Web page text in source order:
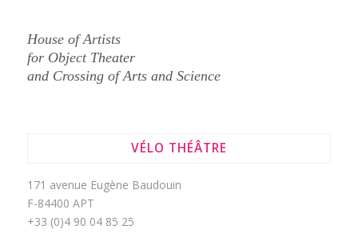
House of Artists
for Object Theater
and Crossing of Arts and Science
VÉLO THÉÂTRE
171 avenue Eugène Baudouin
F-84400 APT
+33 (0)4 90 04 85 25